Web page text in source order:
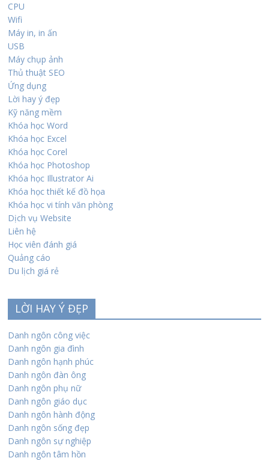
CPU
Wifi
Máy in, in ấn
USB
Máy chụp ảnh
Thủ thuật SEO
Ứng dụng
Lời hay ý đẹp
Kỹ năng mềm
Khóa học Word
Khóa học Excel
Khóa học Corel
Khóa học Photoshop
Khóa học Illustrator Ai
Khóa học thiết kế đồ họa
Khóa học vi tính văn phòng
Dịch vụ Website
Liên hệ
Học viên đánh giá
Quảng cáo
Du lịch giá rẻ
LỜI HAY Ý ĐẸP
Danh ngôn công việc
Danh ngôn gia đình
Danh ngôn hạnh phúc
Danh ngôn đàn ông
Danh ngôn phụ nữ
Danh ngôn giáo dục
Danh ngôn hành động
Danh ngôn sống đẹp
Danh ngôn sự nghiệp
Danh ngôn tâm hồn